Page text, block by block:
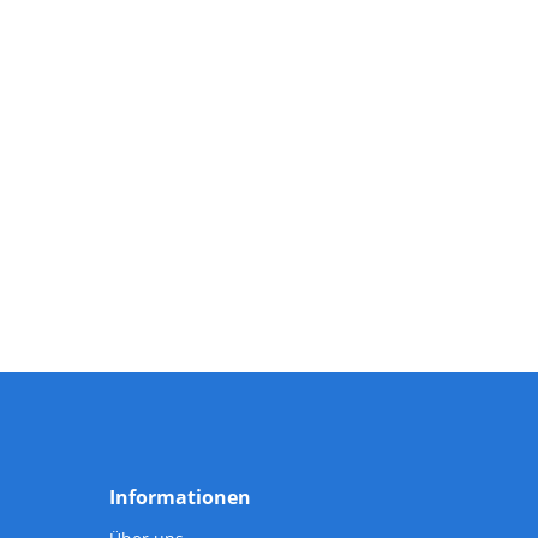
Informationen